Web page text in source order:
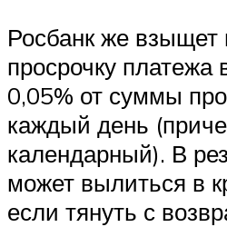
Росбанк же взыщет
просрочку платежа
0,05% от суммы
каждый день
календарный). В
может вылиться в
если тянуть с